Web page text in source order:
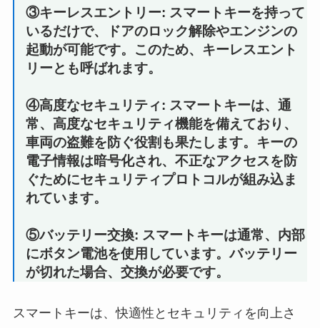
③キーレスエントリー: スマートキーを持って
いるだけで、ドアのロック解除やエンジンの
起動が可能です。このため、キーレスエント
リーとも呼ばれます。
④高度なセキュリティ: スマートキーは、通
常、高度なセキュリティ機能を備えており、
車両の盗難を防ぐ役割も果たします。キーの
電子情報は暗号化され、不正なアクセスを防
ぐためにセキュリティプロトコルが組み込ま
れています。
⑤バッテリー交換: スマートキーは通常、内部
にボタン電池を使用しています。バッテリー
が切れた場合、交換が必要です。
スマートキーは、快適性とセキュリティを向上さ